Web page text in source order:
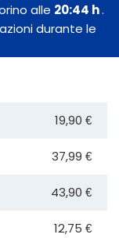
alle 20:44 h.
durante le
19,90 €
37,99 €
43,90 €
12,75 €